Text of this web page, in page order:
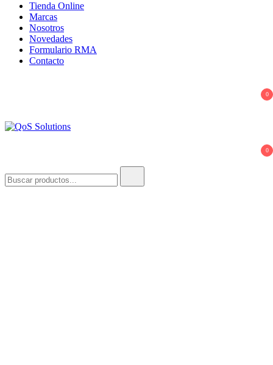
Tienda Online
Marcas
Nosotros
Novedades
Formulario RMA
Contacto
0
0